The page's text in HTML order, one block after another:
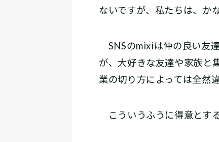
ないですが、私たちは、か
SNSのmixiは仲の良い友
が、大好きな友達や家族と
業の切り方によっては全然
こういうふうに得意とす